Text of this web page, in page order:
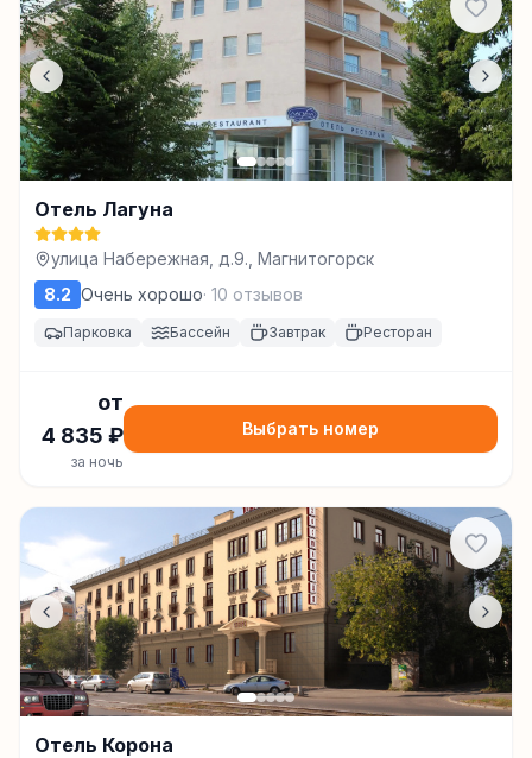
Отель Лагуна
улица Набережная, д.9., Магнитогорск
8.2 Очень хорошо· 10 отзывов
Парковка Бассейн Завтрак Ресторан
от
4 835 ₽
за ночь
Выбрать номер
Отель Корона